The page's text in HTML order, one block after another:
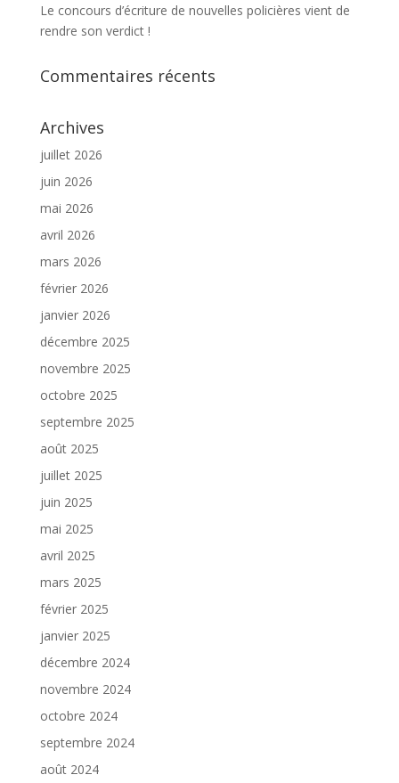
Le concours d’écriture de nouvelles policières vient de
rendre son verdict !
Commentaires récents
Archives
juillet 2026
juin 2026
mai 2026
avril 2026
mars 2026
février 2026
janvier 2026
décembre 2025
novembre 2025
octobre 2025
septembre 2025
août 2025
juillet 2025
juin 2025
mai 2025
avril 2025
mars 2025
février 2025
janvier 2025
décembre 2024
novembre 2024
octobre 2024
septembre 2024
août 2024